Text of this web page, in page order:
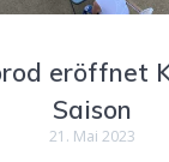
eröffnet
Saison
21. Mai 2023